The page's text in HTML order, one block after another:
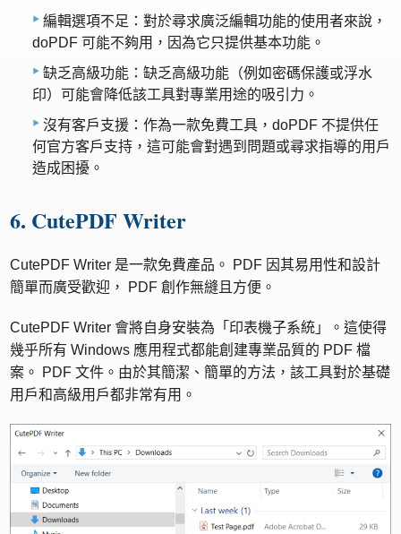
編輯選項不足：對於尋求廣泛編輯功能的使用者來說，
doPDF 可能不夠用，因為它只提供基本功能。
缺乏高級功能：缺乏高級功能（例如密碼保護或浮水
印）可能會降低該工具對專業用途的吸引力。
沒有客戶支援：作為一款免費工具，doPDF 不提供任
何官方客戶支持，這可能會對遇到問題或尋求指導的用戶
造成困擾。
6. CutePDF Writer
CutePDF Writer 是一款免費產品。 PDF 因其易用性和設計
簡單而廣受歡迎， PDF 創作無縫且方便。
CutePDF Writer 會將自身安裝為「印表機子系統」。這使得
幾乎所有 Windows 應用程式都能創建專業品質的 PDF 檔
案。 PDF 文件。由於其簡潔、簡單的方法，該工具對於基礎
用戶和高級用戶都非常有用。